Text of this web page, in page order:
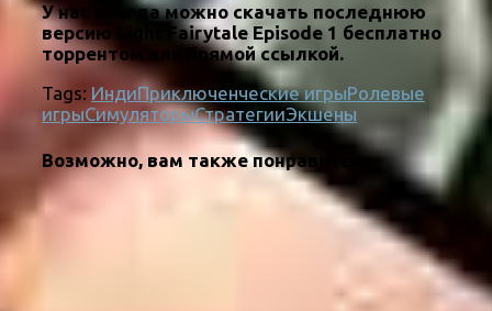
У нас всегда можно скачать последнюю
версию Light Fairytale Episode 1 бесплатно
торрентом или прямой ссылкой.
Tags: ИндиПриключенческие игрыРолевые
игрыСимуляторыСтратегииЭкшены
Возможно, вам также понравится: